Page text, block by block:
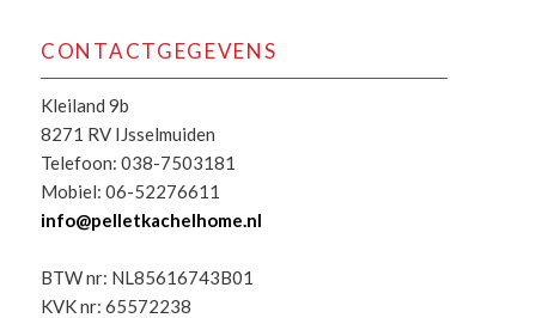
CONTACTGEGEVENS
Kleiland 9b
8271 RV IJsselmuiden
Telefoon: 038-7503181
Mobiel: 06-52276611
info@pelletkachelhome.nl
BTW nr: NL85616743B01
KVK nr: 65572238